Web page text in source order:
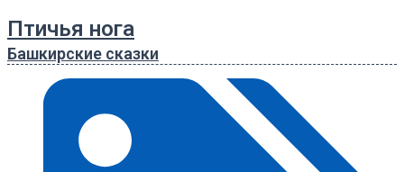
Птичья нога
Башкирские сказки